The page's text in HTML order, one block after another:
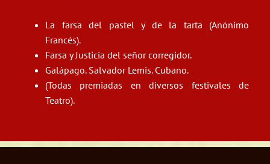
La farsa del pastel y de la tarta (Anónimo
Francés).
Farsa y Justicia del señor corregidor.
Galápago. Salvador Lemis. Cubano.
(Todas premiadas en diversos festivales de
Teatro).